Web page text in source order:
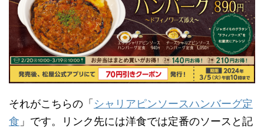
それがこちらの「 シャリアピンソースハンバーグ定
食 」です。リンク先には洋食では定番のソースと記